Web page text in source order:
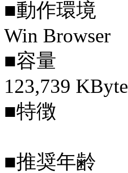
■動作環境
Win Browser
■容量
123,739 KByte
■特徴
■推奨年齢